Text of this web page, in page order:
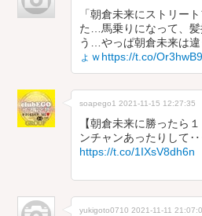
「朝倉未来にストリー
た…馬乗りになって、
う…やっぱ朝倉未来は違
ょｗhttps://t.co/
soapego1 2021-11-15 12:27:35
【朝倉未来に勝ったら
ンチャンあったりして
https://t.co/1IXsV8dh6n
yukigoto0710 2021-11-11